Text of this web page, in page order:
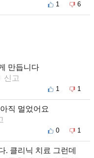
1 6
만듭니다
신고
1 1
직 멀었어요
0 1
. 클리닉 치료 그런데